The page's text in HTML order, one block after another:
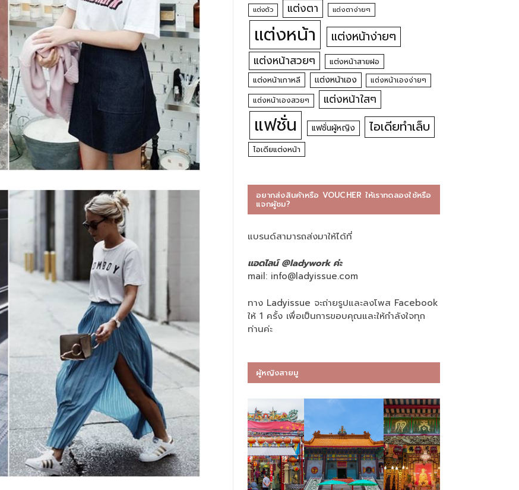
แต่งตัว แต่งตา แต่งตาง่ายๆ
แต่งหน้า แต่งหน้าง่ายๆ
แต่งหน้าสวยๆ
แต่งหน้าสายฝอ
แต่งหน้าเกาหลี
แต่งหน้าเอง
แต่งหน้าเองง่ายๆ
แต่งหน้าเองสวยๆ
แต่งหน้าใสๆ
แฟชั่น แฟชั่นผู้หญิง ไอเดียทำเล็บ
ไอเดียแต่งหน้า
อยากส่งสินค้าหรือ VOUCHER ให้เราทดลองใช้หรือ
แจกผู้ชม?
แบรนด์สามารถส่งมาให้ได้ที่
แอดไลน์ @ladywork ค่ะ
mail: info@ladyissue.com
ทาง Ladyissue จะถ่ายรูปและลงโพส Facebook
ให้ 1 ครั้ง เพื่อเป็นการขอบคุณและให้กำลังใจทุก
ท่านค่ะ
ผู้หญิงสายมู